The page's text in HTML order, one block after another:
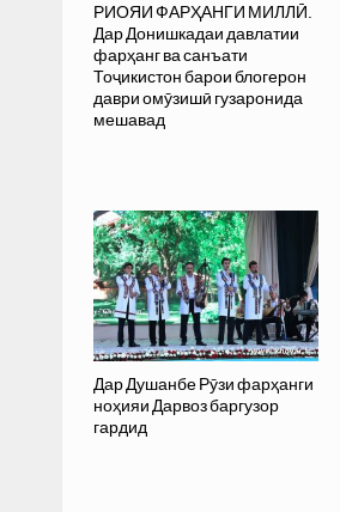
РИОЯИ ФАРҲАНГИ МИЛЛӢ.
Дар Донишкадаи давлатии
фарҳанг ва санъати
Тоҷикистон барои блогерон
даври омӯзишӣ гузаронида
мешавад
Дар Душанбе Рӯзи фарҳанги
ноҳияи Дарвоз баргузор
гардид